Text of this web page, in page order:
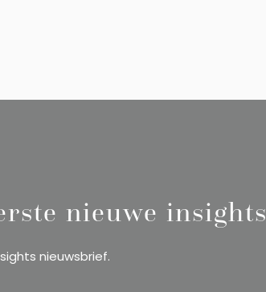
nieuwe insights
nieuwsbrief.